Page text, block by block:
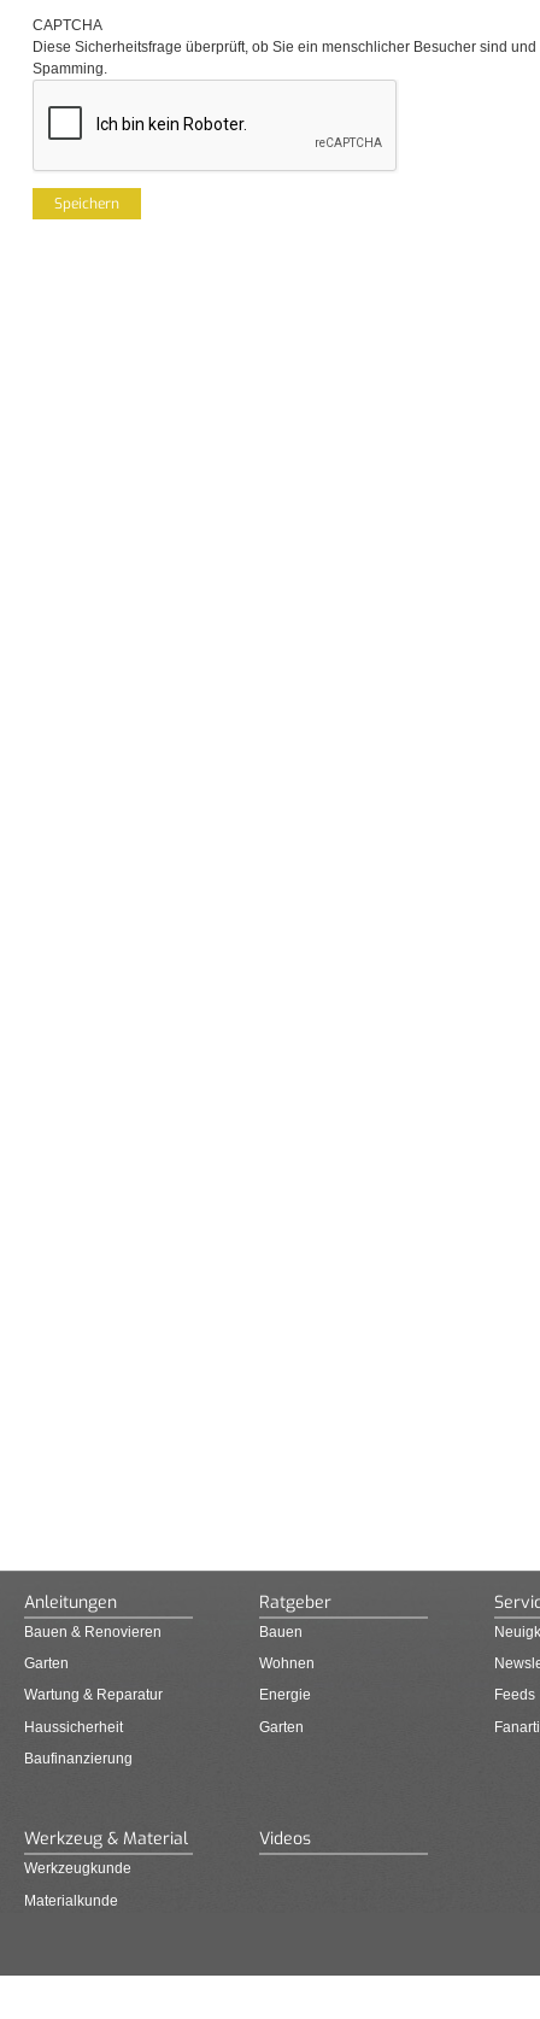
CAPTCHA
Diese Sicherheitsfrage überprüft, ob Sie ein menschlicher Besucher sind
Spamming.
Anleitungen
Bauen & Renovieren
Garten
Wartung & Reparatur
Haussicherheit
Baufinanzierung
Ratgeber
Bauen
Wohnen
Energie
Garten
Feeds
Werkzeug & Material
Werkzeugkunde
Materialkunde
Videos